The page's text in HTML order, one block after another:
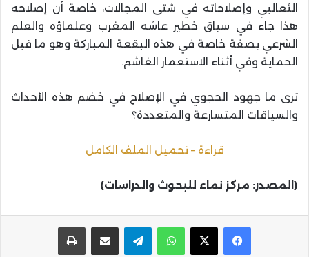
الثعالبي وإصلاحاته في شتى المجالات، خاصة أن إصلاحه
هذا جاء في سياق خطير عاشه المغرب وعلماؤه والعلم
الشرعي بصفة خاصة في هذه البقعة المباركة وهو ما قبل
الحماية وفي أثناء الاستعمار الغاشم.
ترى ما جهود الحجوي في الإصلاح في خضم هذه الأحداث
والسياقات المتسارعة والمتعددة؟
قراءة – تحميل الملف الكامل
(المصدر: مركز نماء للبحوث والدراسات)
واتساب تيلقرام مشاركة عبر البريد